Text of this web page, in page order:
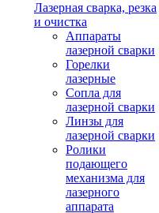
Лазерная сварка, резка
и очистка
Аппараты
лазерной сварки
Горелки
лазерные
Сопла для
лазерной сварки
Линзы для
лазерной сварки
Ролики
подающего
механизма для
лазерного
аппарата